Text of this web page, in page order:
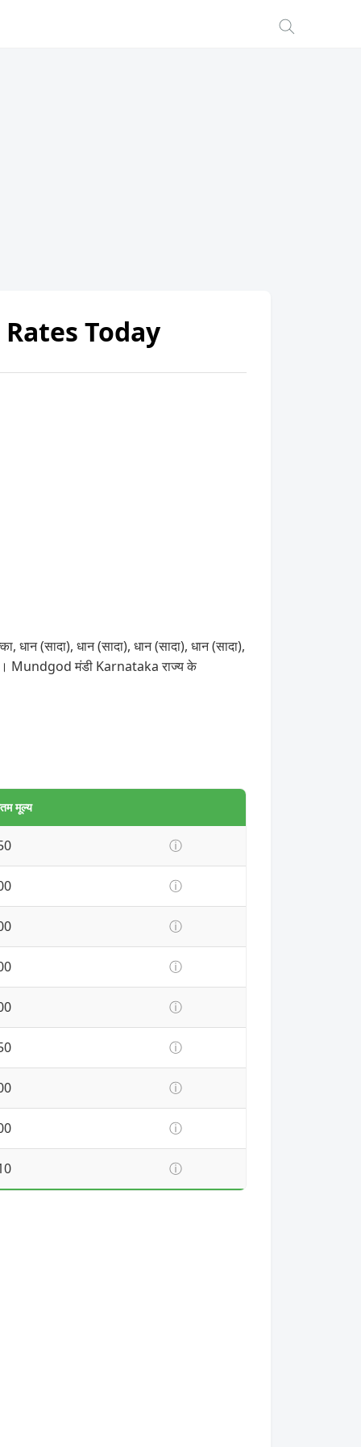
Today
(सादा), धान (सादा), धान (सादा), धान (सादा),
Mundgod मंडी Karnataka राज्य के
मूल्य
ⓘ
ⓘ
ⓘ
ⓘ
ⓘ
ⓘ
ⓘ
ⓘ
ⓘ